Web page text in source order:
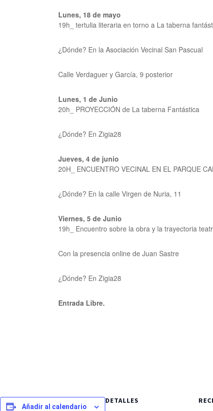
Lunes, 18 de mayo
19h_ tertulia literaria en torno a La taberna
¿Dónde? En la Asociación Vecinal San Pascual
Calle Verdaguer y García, 9 posterior
Lunes, 1 de Junio
20h_ PROYECCIÓN de La taberna Fantástica
¿Dónde? En Zigia28
Jueves, 4 de junio
20H_ ENCUENTRO VECINAL EN EL PARQUE
¿Dónde? En la calle Virgen de Nuria, 11
Viernes, 5 de Junio
19h_ Encuentro sobre la obra y la trayectoria
Con la presencia online de Juan Sastre
¿Dónde? En Zigia28
Entrada Libre.
Añadir al calendario
DETALLES